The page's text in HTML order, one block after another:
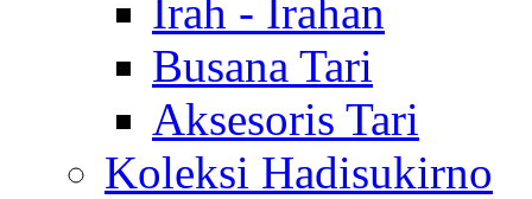
Irah - Irahan
Busana Tari
Aksesoris Tari
Koleksi Hadisukirno